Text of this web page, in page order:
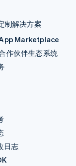
制解决方案
Marketplace
作伙伴生态系统
日志